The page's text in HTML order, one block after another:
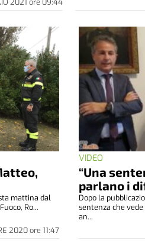
2020ore 11:47
mattina dal
Ro...
VIDEO
“Una
parlano i
Dopo la
sentenza che
an...